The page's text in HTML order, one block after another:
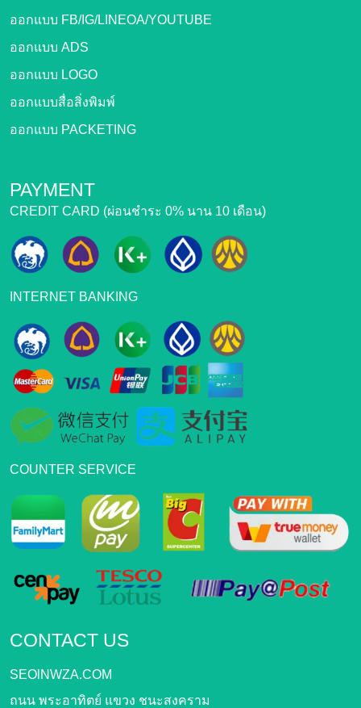
ออกแบบ FB/IG/LINEOA/YOUTUBE
ออกแบบ ADS
ออกแบบ LOGO
ออกแบบสื่อสิ่งพิมพ์
ออกแบบ PACKETING
PAYMENT
CREDIT CARD (ผ่อนชำระ 0% นาน 10 เดือน)
INTERNET BANKING
COUNTER SERVICE
CONTACT US
SEOlNWZA.COM
ถนน พระอาทิตย์ แขวง ชนะสงคราม